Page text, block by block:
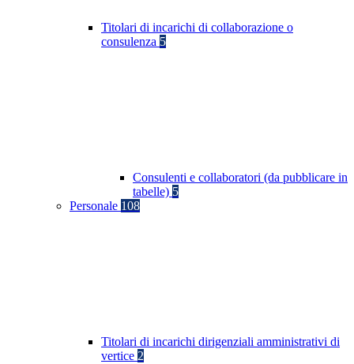
Titolari di incarichi di collaborazione o
consulenza 5
Consulenti e collaboratori (da pubblicare in
tabelle) 5
Personale 108
Titolari di incarichi dirigenziali amministrativi di
vertice 2